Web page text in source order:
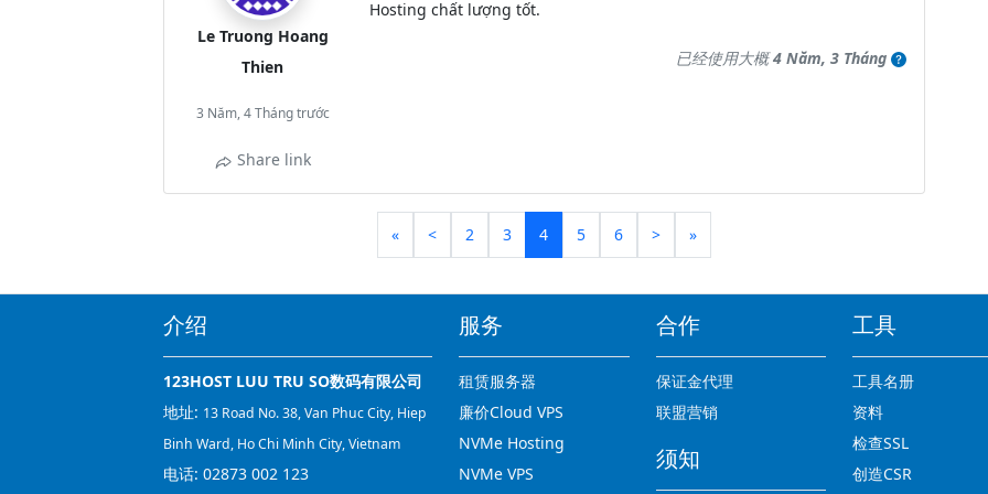
Le Truong Hoang
Thien
3 Năm, 4 Tháng trước
Share link
Hosting chất lượng tốt.
已经使用大概4 Năm, 3 Tháng
« < 2 3 4 5 6 > »
介绍
123HOST LUU TRU SO数码有限公司
地址: 13 Road No. 38, Van Phuc City, Hiep
Binh Ward, Ho Chi Minh City, Vietnam
电话: 02873 002 123
服务
租赁服务器
廉价Cloud VPS
NVMe Hosting
NVMe VPS
合作
保证金代理
联盟营销
须知
工具
工具名册
资料
检查SSL
创造CSR